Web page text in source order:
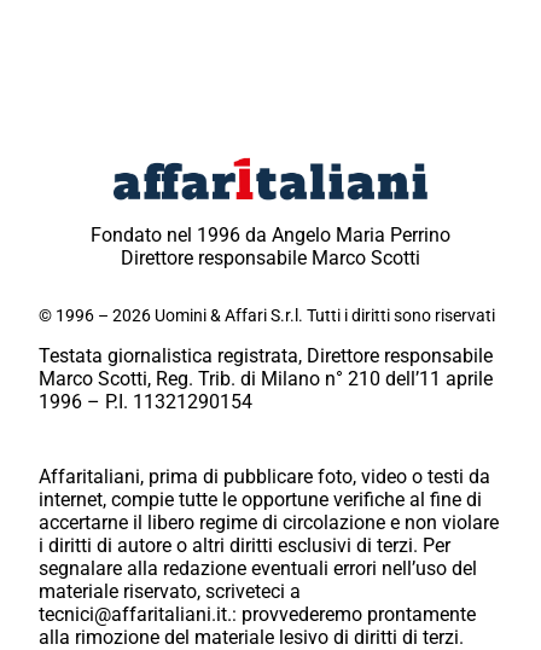
Fondato nel 1996 da Angelo Maria Perrino
Direttore responsabile Marco Scotti
© 1996 – 2026 Uomini & Affari S.r.l. Tutti i diritti sono riservati
Testata giornalistica registrata, Direttore responsabile
Marco Scotti, Reg. Trib. di Milano n° 210 dell’11 aprile
1996 – P.I. 11321290154
Affaritaliani, prima di pubblicare foto, video o testi da
internet, compie tutte le opportune verifiche al fine di
accertarne il libero regime di circolazione e non violare
i diritti di autore o altri diritti esclusivi di terzi. Per
segnalare alla redazione eventuali errori nell’uso del
materiale riservato, scriveteci a
tecnici@affaritaliani.it.: provvederemo prontamente
alla rimozione del materiale lesivo di diritti di terzi.